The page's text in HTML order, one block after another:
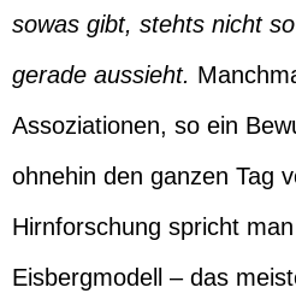
sowas gibt, stehts nicht
gerade aussieht.
Assoziationen, so ein
ohnehin den ganzen Tag
Hirnforschung spricht
Eisbergmodell – das